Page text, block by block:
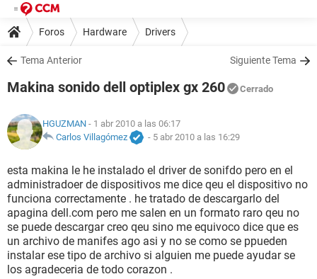
Foros Hardware Drivers
Tema Anterior Siguiente Tema
Makina sonido dell optiplex gx 260 Cerrado
HGUZMAN - 1 abr 2010 a las 06:17
Carlos Villagómez
- 5 abr 2010 a las 16:29
esta makina le he instalado el driver de sonifdo pero en el
administradoer de dispositivos me dice qeu el dispositivo no
funciona correctamente . he tratado de descargarlo del
apagina dell.com pero me salen en un formato raro qeu no
se puede descargar creo qeu sino me equivoco dice que es
un archivo de manifes ago asi y no se como se ppueden
instalar ese tipo de archivo si alguien me puede ayudar se
los agradeceria de todo corazon .